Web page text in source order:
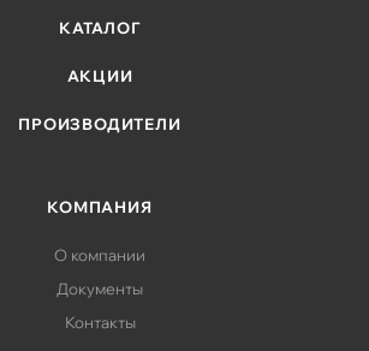
КАТАЛОГ
АКЦИИ
ПРОИЗВОДИТЕЛИ
КОМПАНИЯ
О компании
Документы
Контакты